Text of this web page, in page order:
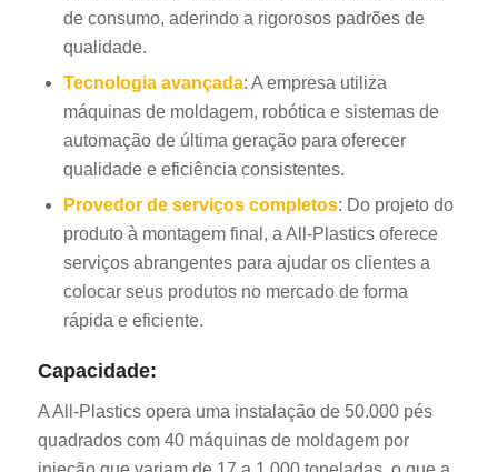
de consumo, aderindo a rigorosos padrões de
qualidade.
Tecnologia avançada: A empresa utiliza
máquinas de moldagem, robótica e sistemas de
automação de última geração para oferecer
qualidade e eficiência consistentes.
Provedor de serviços completos: Do projeto do
produto à montagem final, a All-Plastics oferece
serviços abrangentes para ajudar os clientes a
colocar seus produtos no mercado de forma
rápida e eficiente.
Capacidade:
A All-Plastics opera uma instalação de 50.000 pés
quadrados com 40 máquinas de moldagem por